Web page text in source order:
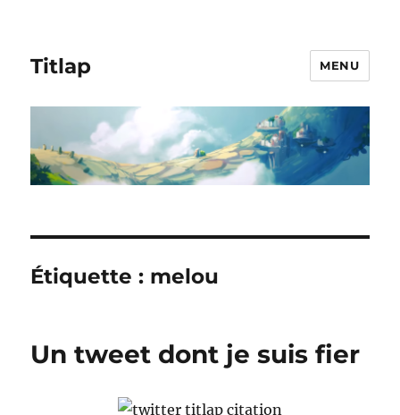
Titlap MENU
Étiquette : melou
Un tweet dont je suis fier